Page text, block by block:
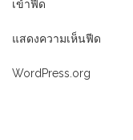
เข้าฟีด
แสดงความเห็นฟีด
WordPress.org